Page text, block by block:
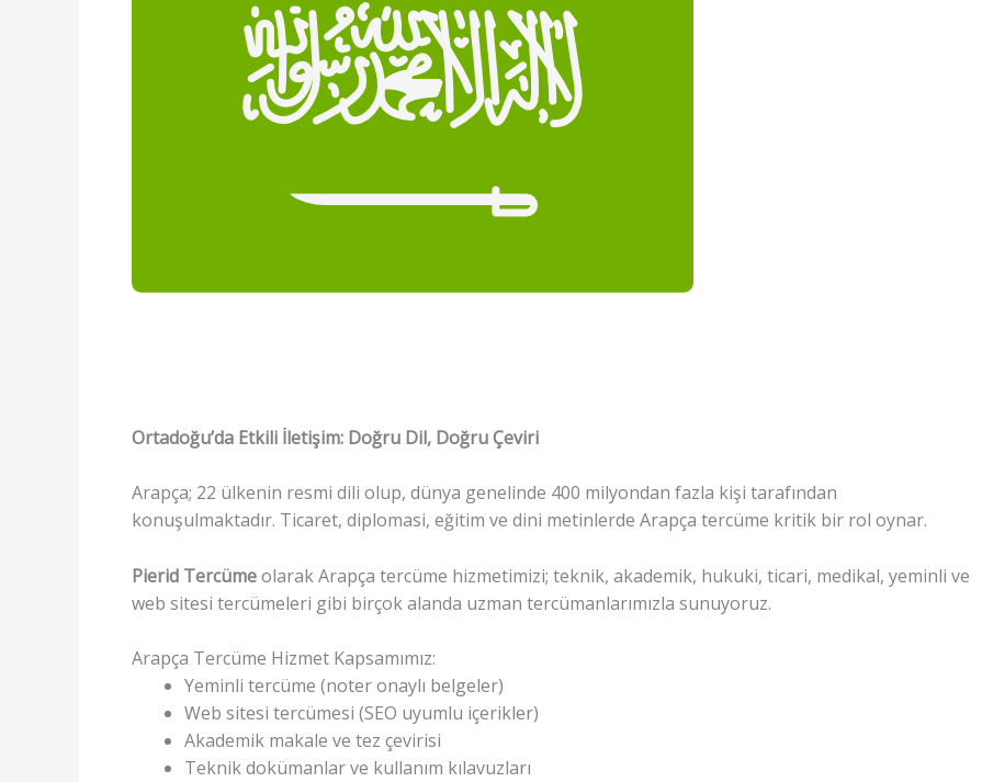
Ortadoğu’da Etkili İletişim: Doğru Dil, Doğru Çeviri
Arapça; 22 ülkenin resmi dili olup, dünya genelinde 400 milyondan fazla kişi tarafından
konuşulmaktadır. Ticaret, diplomasi, eğitim ve dini metinlerde Arapça tercüme kritik bir rol oynar.
Pierid Tercümeolarak Arapça tercüme hizmetimizi; teknik, akademik, hukuki, ticari, medikal, yeminli ve
web sitesi tercümeleri gibi birçok alanda uzman tercümanlarımızla sunuyoruz.
Arapça Tercüme Hizmet Kapsamımız:
Yeminli tercüme (noter onaylı belgeler)
Web sitesi tercümesi (SEO uyumlu içerikler)
Akademik makale ve tez çevirisi
Teknik dokümanlar ve kullanım kılavuzları